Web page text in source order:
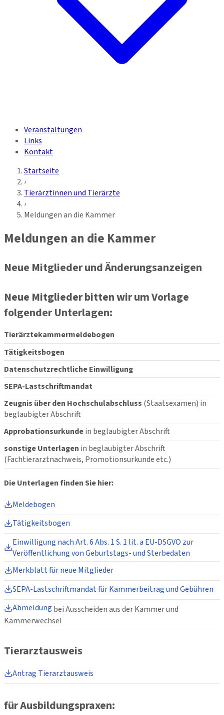
Veranstaltungen
Links
Kontakt
Startseite
›
Tierärztinnen und Tierärzte
›
Meldungen an die Kammer
Meldungen an die Kammer
Neue Mitglieder und Änderungsanzeigen
Neue Mitglieder bitten wir um Vorlage
folgender Unterlagen:
Tierärztekammermeldebogen
Tätigkeitsbogen
Datenschutzrechtliche Einwilligung
SEPA-Lastschriftmandat
Zeugnis über den Hochschulabschluss (Staatsexamen) in
beglaubigter Abschrift
Approbationsurkundein beglaubigter Abschrift
sonstige Unterlagen in beglaubigter Abschrift
(Fachtierarztnachweis, Promotionsurkunde etc.)
Die Unterlagen finden Sie hier:
Meldebogen
Tätigkeitsbogen
Einwilligung nach Art. 6 Abs. 1 S. 1 lit. a EU-DSGVO zur
Veröffentlichung von Geburtstags- und Sterbedaten
Merkblatt für neue Mitglieder
SEPA-Lastschriftmandat für Kammerbeitrag und Gebühren
Abmeldung bei Ausscheiden aus der Kammer und
Kammerwechsel
Tierarztausweis
Antrag Tierarztausweis
für Ausbildungspraxen: